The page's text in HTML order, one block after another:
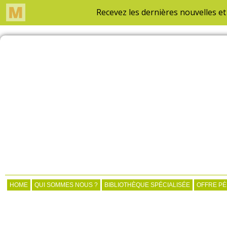
HOME QUI SOMMES NOUS ? BIBLIOTHÈQUE SPÉCIALISÉE OFFRE